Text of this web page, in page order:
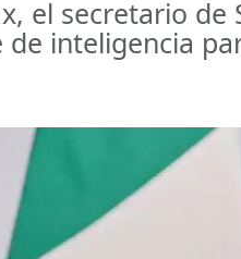
el secretario
inteligencia